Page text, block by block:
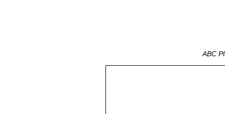
ABC